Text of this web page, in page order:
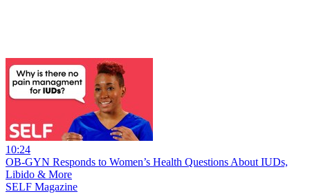
10:24
OB-GYN Responds to Women’s Health Questions About IUDs,
Libido & More
SELF Magazine